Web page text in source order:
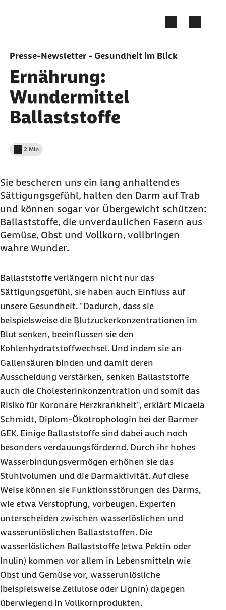
Presse-Newsletter - Gesundheit im Blick
Ernährung:
Wundermittel
Ballaststoffe
Lesedauer weniger als
2 Min
Sie bescheren uns ein lang anhaltendes
Sättigungsgefühl, halten den Darm auf Trab
und können sogar vor Übergewicht schützen:
Ballaststoffe, die unverdaulichen Fasern aus
Gemüse, Obst und Vollkorn, vollbringen
wahre Wunder.
Ballaststoffe verlängern nicht nur das
Sättigungsgefühl, sie haben auch Einfluss auf
unsere Gesundheit. "Dadurch, dass sie
beispielsweise die Blutzuckerkonzentrationen im
Blut senken, beeinflussen sie den
Kohlenhydratstoffwechsel. Und indem sie an
Gallensäuren binden und damit deren
Ausscheidung verstärken, senken Ballaststoffe
auch die Cholesterinkonzentration und somit das
Risiko für Koronare Herzkrankheit", erklärt Micaela
Schmidt, Diplom-Ökotrophologin bei der Barmer
GEK. Einige Ballaststoffe sind dabei auch noch
besonders verdauungsfördernd. Durch ihr hohes
Wasserbindungsvermögen erhöhen sie das
Stuhlvolumen und die Darmaktivität. Auf diese
Weise können sie Funktionsstörungen des Darms,
wie etwa Verstopfung, vorbeugen. Experten
unterscheiden zwischen wasserlöslichen und
wasserunlöslichen Ballaststoffen. Die
wasserlöslichen Ballaststoffe (etwa Pektin oder
Inulin) kommen vor allem in Lebensmitteln wie
Obst und Gemüse vor, wasserunlösliche
(beispielsweise Zellulose oder Lignin) dagegen
überwiegend in Vollkornprodukten.